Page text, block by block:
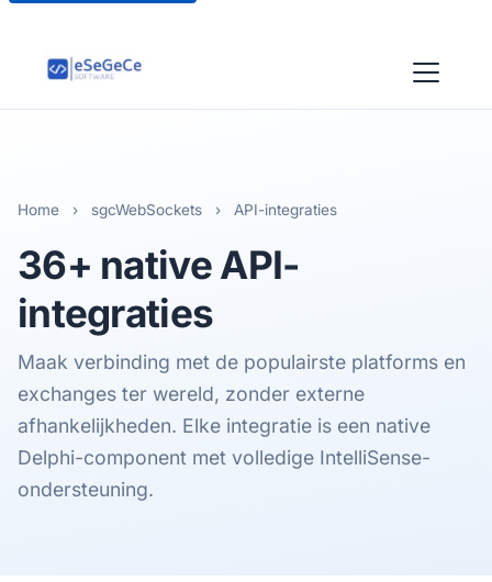
Home › sgcWebSockets › API-integraties
36+ nativeAPI-
integraties
Maak verbinding met de populairste platforms en
exchanges ter wereld, zonder externe
afhankelijkheden. Elke integratie is een native
Delphi-component met volledige IntelliSense-
ondersteuning.